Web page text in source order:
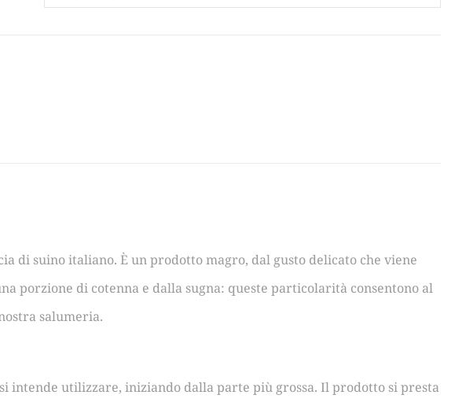
di suino italiano. È un prodotto magro, dal gusto delicato che viene
porzione di cotenna e dalla sugna: queste particolarità consentono al
salumeria.
intende utilizzare, iniziando dalla parte più grossa. Il prodotto si presta